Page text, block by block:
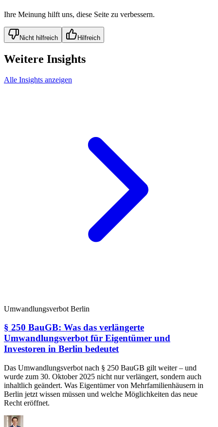
Ihre Meinung hilft uns, diese Seite zu verbessern.
Nicht hilfreich Hilfreich
Weitere Insights
Alle Insights anzeigen
Umwandlungsverbot Berlin
§ 250 BauGB: Was das verlängerte
Umwandlungsverbot für Eigentümer und
Investoren in Berlin bedeutet
Das Umwandlungsverbot nach § 250 BauGB gilt weiter – und
wurde zum 30. Oktober 2025 nicht nur verlängert, sondern auch
inhaltlich geändert. Was Eigentümer von Mehrfamilienhäusern in
Berlin jetzt wissen müssen und welche Möglichkeiten das neue
Recht eröffnet.